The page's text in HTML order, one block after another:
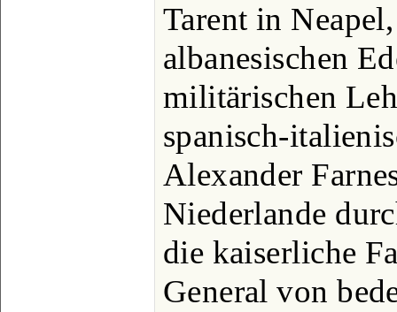
Tarent in
albanesischen
militärischen
spanisch-
Alexander
Niederlande
die kaiserliche
General von